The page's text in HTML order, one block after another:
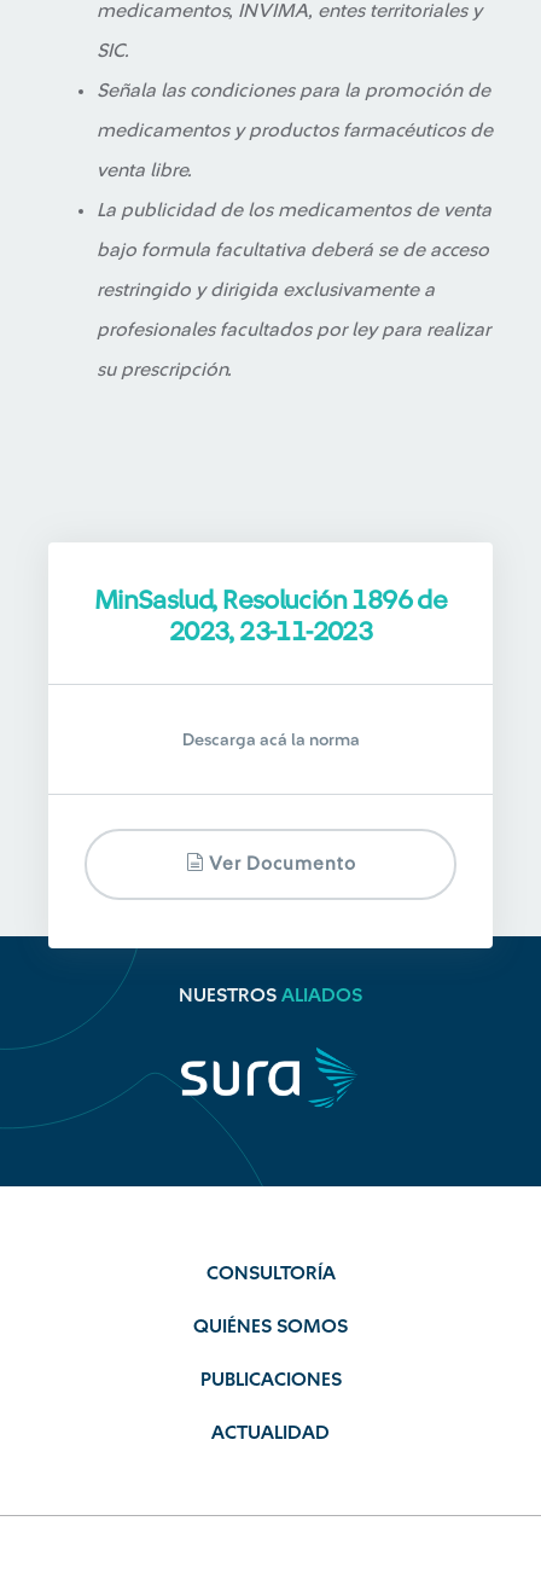
medicamentos, INVIMA, entes territoriales y
SIC.
Señala las condiciones para la promoción de
medicamentos y productos farmacéuticos de
venta libre.
La publicidad de los medicamentos de venta
bajo formula facultativa deberá se de acceso
restringido y dirigida exclusivamente a
profesionales facultados por ley para realizar
su prescripción.
MinSaslud, Resolución 1896 de
2023, 23-11-2023
Descarga acá la norma
Ver Documento
NUESTROS ALIADOS
CONSULTORÍA
QUIÉNES SOMOS
PUBLICACIONES
ACTUALIDAD